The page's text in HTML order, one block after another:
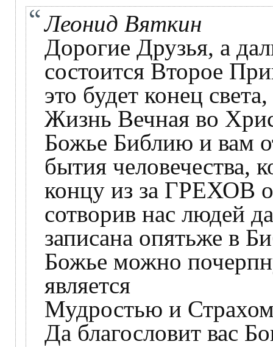
Леонид Вяткин
Дорогие Друзья, а
состоится Второе
это будет конец
Жизнь Вечная во
Божье Библию и вам
бытия человечества,
концу из за ГРЕХОВ
сотворив нас людей
записана опятьже в
Божье можно
является
Мудростью и
Да благословит вас